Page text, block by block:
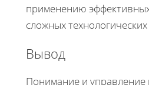
применению
сложных технологических
Вывод
Понимание и управление